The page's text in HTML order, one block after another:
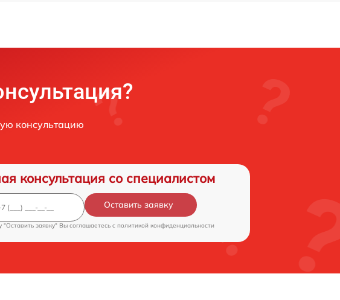
консультацию
консультация со специалистом
Оставить заявку
заявку" Вы соглашаетесь c политикой конфиденциальности